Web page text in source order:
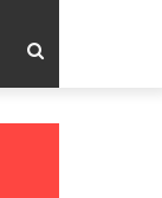
Traži